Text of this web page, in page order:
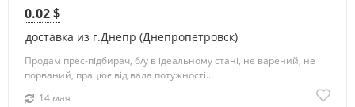
доставка из г.Днепр (Днепропетровск)
0.02 $
Продам прес-підбирач, б/у в ідеальному стані, не варений, не
порваний, працює від вала потужності...
14 мая